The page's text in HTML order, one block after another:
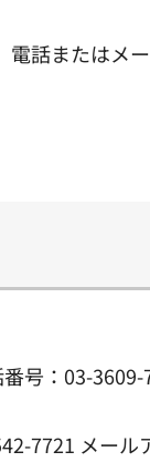
またはメ
：03-3609-
メール